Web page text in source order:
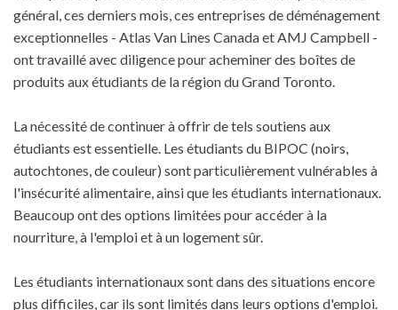
général, ces derniers mois, ces entreprises de déménagement
exceptionnelles - Atlas Van Lines Canada et AMJ Campbell -
ont travaillé avec diligence pour acheminer des boîtes de
produits aux étudiants de la région du Grand Toronto.
La nécessité de continuer à offrir de tels soutiens aux
étudiants est essentielle. Les étudiants du BIPOC (noirs,
autochtones, de couleur) sont particulièrement vulnérables à
l'insécurité alimentaire, ainsi que les étudiants internationaux.
Beaucoup ont des options limitées pour accéder à la
nourriture, à l'emploi et à un logement sûr.
Les étudiants internationaux sont dans des situations encore
plus difficiles, car ils sont limités dans leurs options d'emploi.